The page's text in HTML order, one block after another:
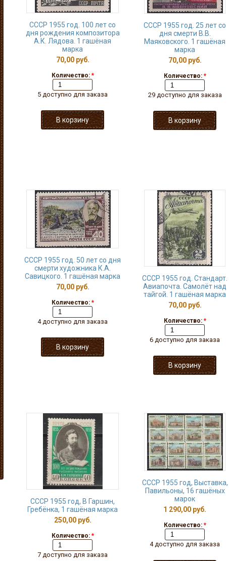
СССР 1955 год. 100 лет со
дня рождения композитора
А.К. Лядова. 1 гашёная
марка
70,00 руб.
Количество: *
5 доступно для заказа
СССР 1955 год. 25 лет со
дня смерти В.В.
Маяковского. 1 гашёная
марка
70,00 руб.
Количество: *
29 доступно для заказа
СССР 1955 год. 50 лет со дня
смерти художника К.А.
Савицкого. 1 гашёная марка
70,00 руб.
Количество: *
4 доступно для заказа
СССР 1955 год. Стандарт.
Авиапочта. Самолёт над
тайгой. 1 гашёная марка
70,00 руб.
Количество: *
6 доступно для заказа
СССР 1955 год, В Гаршин,
Гребёнка, 1 гашёная марка
250,00 руб.
Количество: *
7 доступно для заказа
СССР 1955 год, Выставка,
Павильоны, 16 гашёных
марок
1 290,00 руб.
Количество: *
4 доступно для заказа